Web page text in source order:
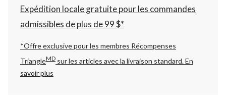
changer
Expédition locale gratuite pour les commandes
admissibles de plus de 99 $*
*Offre exclusive pour les membres Récompenses
TriangleMD sur les articles avec la livraison standard.En
savoir plus